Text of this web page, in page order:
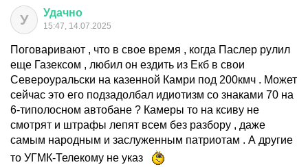
У Удачно
15:47, 14.07.2025
Поговаривают , что в свое время , когда Паслер рулил
еще Газексом , любил он ездить из Екб в свои
Североуральски на казенной Камри под 200кмч . Может
сейчас это его подзадолбал идиотизм со знаками 70 на
6-типолосном автобане ? Камеры то на ксиву не
смотрят и штрафы лепят всем без разбору , даже
самым народным и заслуженным патриотам . А другие
то УГМК-Телекому не указ